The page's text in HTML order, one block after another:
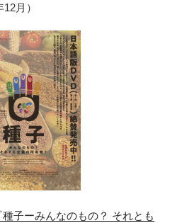
月）
子ーみんなのもの？ それとも